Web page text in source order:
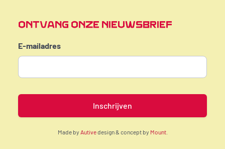
ONTVANG ONZE NIEUWSBRIEF
E-mailadres
Made by Autivedesign & concept by Mount.